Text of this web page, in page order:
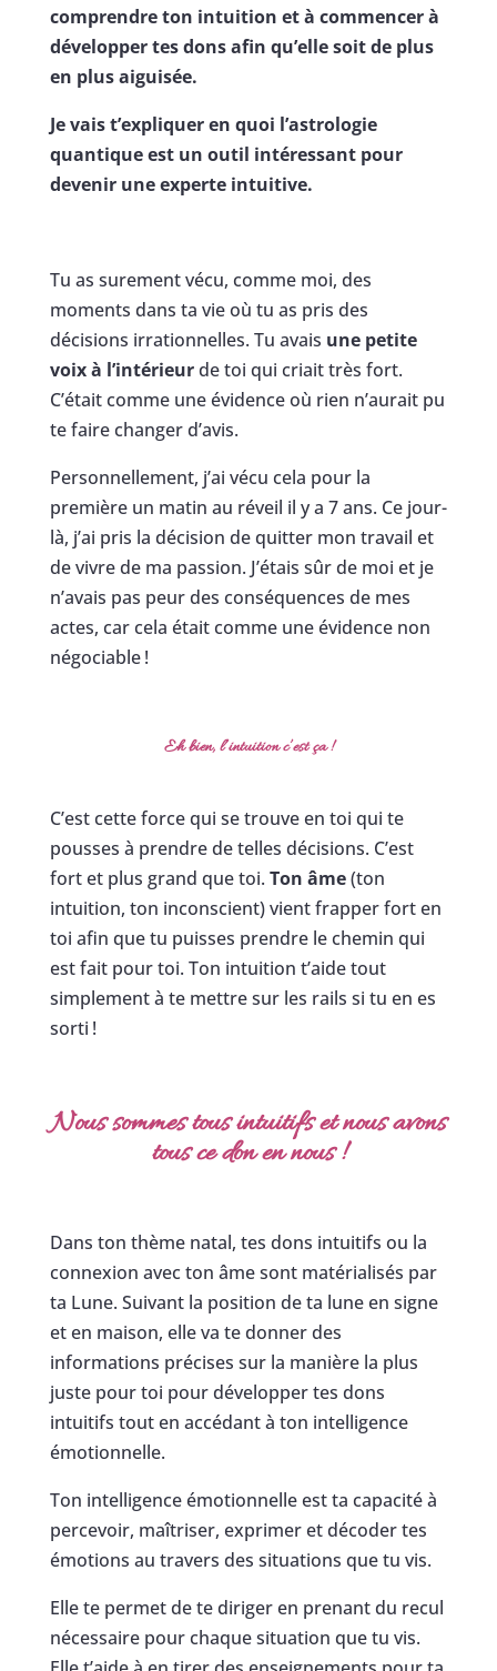
comprendre ton intuition et à commencer à
développer tes dons afin qu’elle soit de plus
en plus aiguisée.
Je vais t’expliquer en quoi l’astrologie
quantique est un outil intéressant pour
devenir une experte intuitive.
Tu as surement vécu, comme moi, des
moments dans ta vie où tu as pris des
décisions irrationnelles. Tu avais une petite
voix à l’intérieurde toi qui criait très fort.
C’était comme une évidence où rien n’aurait pu
te faire changer d’avis.
Personnellement, j’ai vécu cela pour la
première un matin au réveil il y a 7 ans. Ce jour-
là, j’ai pris la décision de quitter mon travail et
de vivre de ma passion. J’étais sûr de moi et je
n’avais pas peur des conséquences de mes
actes, car cela était comme une évidence non
négociable !
Eh bien, l’intuition c’est ça !
C’est cette force qui se trouve en toi qui te
pousses à prendre de telles décisions. C’est
fort et plus grand que toi. Ton âme(ton
intuition, ton inconscient) vient frapper fort en
toi afin que tu puisses prendre le chemin qui
est fait pour toi. Ton intuition t’aide tout
simplement à te mettre sur les rails si tu en es
sorti !
Nous sommes tous intuitifs et nous avons
tous ce don en nous!
Dans ton thème natal, tes dons intuitifs ou la
connexion avec ton âme sont matérialisés par
ta Lune. Suivant la position de ta lune en signe
et en maison, elle va te donner des
informations précises sur la manière la plus
juste pour toi pour développer tes dons
intuitifs tout en accédant à ton intelligence
émotionnelle.
Ton intelligence émotionnelle est ta capacité à
percevoir, maîtriser, exprimer et décoder tes
émotions au travers des situations que tu vis.
Elle te permet de te diriger en prenant du recul
nécessaire pour chaque situation que tu vis.